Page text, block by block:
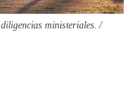
ministeriales. /